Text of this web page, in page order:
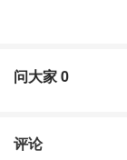
问大家0
评论